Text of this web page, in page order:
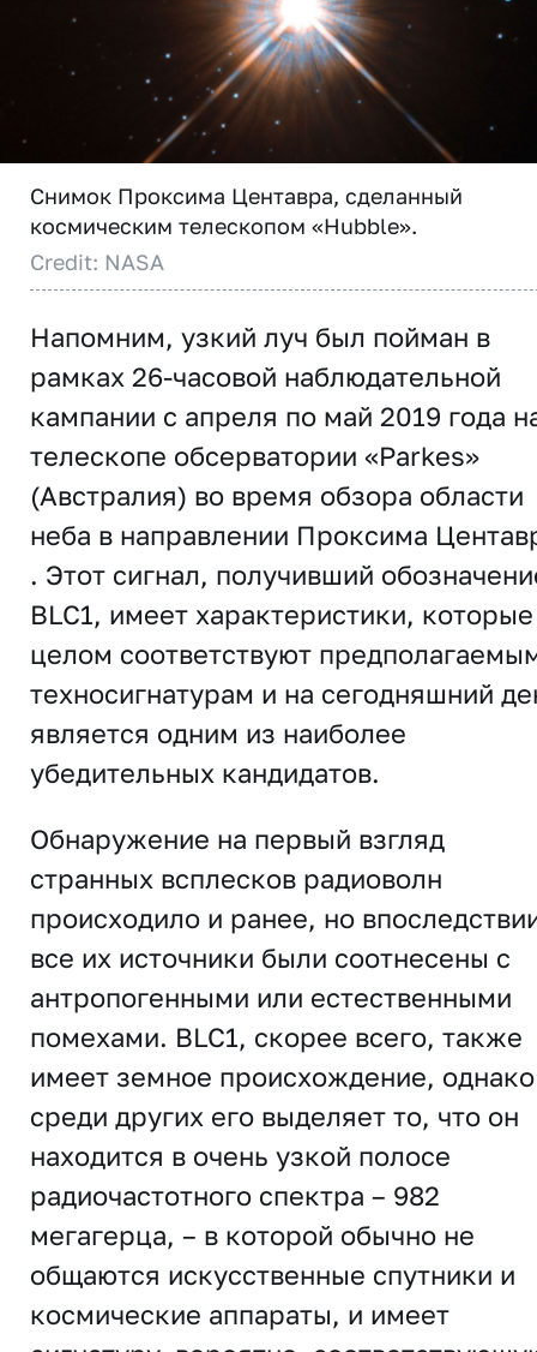
Снимок Проксима Центавра, сделанный
космическим телескопом «Hubble».
Credit: NASA
Напомним, узкий луч был пойман в
рамках 26-часовой наблюдательной
кампании с апреля по май 2019 года
телескопе обсерватории «Parkes»
(Австралия) во время обзора области
неба в направлении Проксима
. Этот сигнал, получивший
BLC1, имеет характеристики,
целом соответствуют
техносигнатурам и на сегодняшний
является одним из наиболее
убедительных кандидатов.
Обнаружение на первый взгляд
странных всплесков радиоволн
происходило и ранее, но
все их источники были соотнесены с
антропогенными или естественными
помехами. BLC1, скорее всего, также
имеет земное происхождение, однако
среди других его выделяет то, что он
находится в очень узкой полосе
радиочастотного спектра – 982
мегагерца, – в которой обычно не
общаются искусственные спутники и
космические аппараты, и имеет